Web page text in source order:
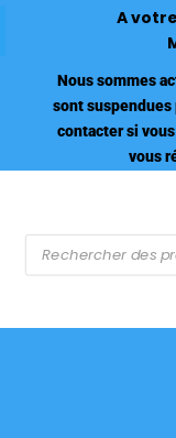
A
Nous sommes
sont suspendues
contacter si
vous
Recherche
de
produits